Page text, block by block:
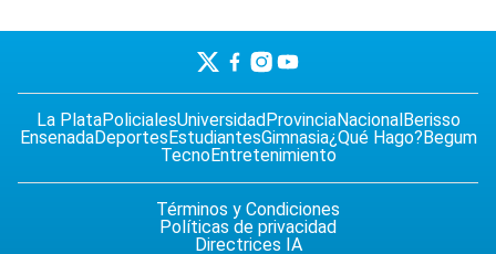
La PlataPolicialesUniversidadProvinciaNacionalBerisso
EnsenadaDeportesEstudiantesGimnasia¿Qué Hago?Begum
TecnoEntretenimiento
Términos y Condiciones
Políticas de privacidad
Directrices IA